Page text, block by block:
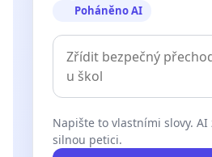
Poháněno AI
Napište to vlastními slovy.
silnou petici.